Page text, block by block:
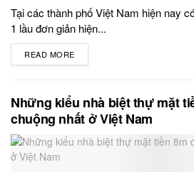
Tại các thành phố Việt Nam hiện nay
1 lầu đơn giản hiện...
READ MORE
Những kiểu nhà biệt thự mặt
chuộng nhất ở Việt Nam